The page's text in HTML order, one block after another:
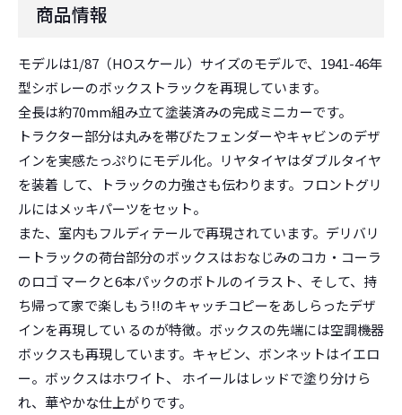
商品情報
モデルは1/87（HOスケール）サイズのモデルで、1941-46年
型シボレーのボックストラックを再現しています。
全長は約70mm組み立て塗装済みの完成ミニカーです。
トラクター部分は丸みを帯びたフェンダーやキャビンのデザ
インを実感たっぷりにモデル化。リヤタイヤはダブルタイヤ
を装着 して、トラックの力強さも伝わります。フロントグリ
ルにはメッキパーツをセット。
また、室内もフルディテールで再現されています。デリバリ
ートラックの荷台部分のボックスはおなじみのコカ・コーラ
のロゴ マークと6本パックのボトルのイラスト、そして、持
ち帰って家で楽しもう!!のキャッチコピーをあしらったデザ
インを再現してい るのが特徴。ボックスの先端には空調機器
ボックスも再現しています。キャビン、ボンネットはイエロ
ー。ボックスはホワイト、 ホイールはレッドで塗り分けら
れ、華やかな仕上がりです。